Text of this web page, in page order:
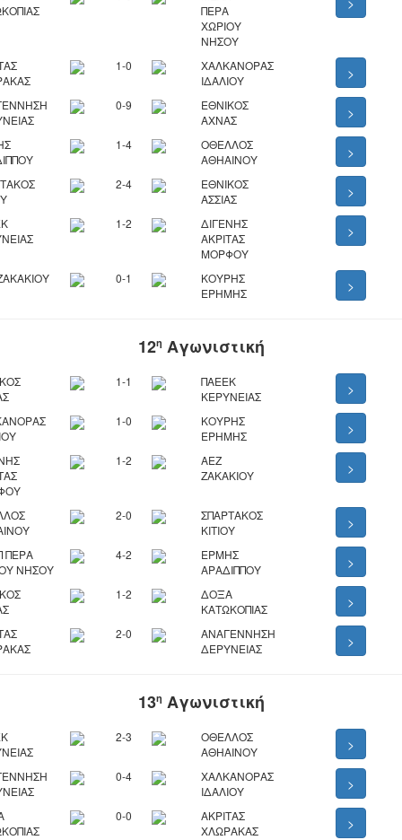
ΠΕΡΑ
ΧΩΡΙΟΥ
ΝΗΣΟΥ
1-0
ΧΑΛΚΑΝΟΡΑΣ
ΙΔΑΛΙΟΥ
>
0-9
ΕΘΝΙΚΟΣ
ΑΧΝΑΣ
>
1-4
ΟΘΕΛΛΟΣ
ΑΘΗΑΙΝΟΥ
>
2-4
ΕΘΝΙΚΟΣ
ΑΣΣΙΑΣ
>
1-2
ΔΙΓΕΝΗΣ
ΑΚΡΙΤΑΣ
ΜΟΡΦΟΥ
>
0-1
ΚΟΥΡΗΣ
ΕΡΗΜΗΣ
>
12η Αγωνιστική
1-1
ΠΑΕΕΚ
ΚΕΡΥΝΕΙΑΣ
>
1-0
ΚΟΥΡΗΣ
ΕΡΗΜΗΣ
>
1-2
ΑΕΖ
ΖΑΚΑΚΙΟΥ
>
2-0
ΣΠΑΡΤΑΚΟΣ
ΚΙΤΙΟΥ
>
ΠΕΡΑ
ΝΗΣΟΥ
4-2
ΕΡΜΗΣ
ΑΡΑΔΙΠΠΟΥ
>
1-2
ΔΟΞΑ
ΚΑΤΩΚΟΠΙΑΣ
>
2-0
ΑΝΑΓΕΝΝΗΣΗ
ΔΕΡΥΝΕΙΑΣ
>
13η Αγωνιστική
2-3
ΟΘΕΛΛΟΣ
ΑΘΗΑΙΝΟΥ
>
0-4
ΧΑΛΚΑΝΟΡΑΣ
ΙΔΑΛΙΟΥ
>
0-0
ΑΚΡΙΤΑΣ
ΧΛΩΡΑΚΑΣ
>